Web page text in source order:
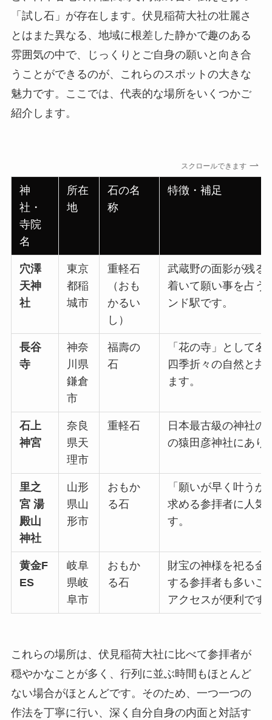
「試し石」が存在します。伏見稲荷大社の壮麗さ
とはまた異なる、地域に根差した静かで趣のある
雰囲気の中で、じっくりとご自身の願いと向き合
うことができるのが、これらのスポットの大きな
魅力です。ここでは、代表的な場所をいくつかご
紹介します。
スクロールできます
神
社・
寺院
名
所在
地
石の名
称
特徴・補足
穴澤
天神
社
東京
都稲
城市
重軽石
（おも
かるい
し）
武蔵野の面影が残る
着いて願い事を占う
ンド駅です。
長谷
寺
神奈
川県
鎌倉
市
福壽の
石
「花の寺」として
四季折々の自然と共
ます。
石上
神宮
奈良
県天
理市
重軽石
日本最古級の神社の
の猿田彦神社にあり
里之
宮 湯
殿山
神社
山形
県山
形市
おもか
る石
「願いが早く叶う
求める参拝者に人気
す。
黄金F
ES
岐阜
県岐
阜市
おもか
る石
財宝の神様を祀る金
する参拝者も多いこ
アクセスが便利です
これらの場所は、伏見稲荷大社に比べて参拝者が
穏やかなことが多く、行列に並ぶ時間もほとんど
ない場合がほとんどです。そのため、一つ一つの
作法を丁寧に行い、深く自分自身の内面と対話す